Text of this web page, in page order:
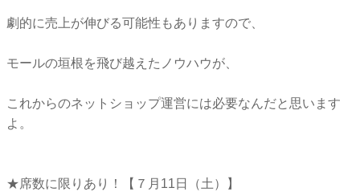
劇的に売上が伸びる可能性もありますので、
モールの垣根を飛び越えたノウハウが、
これからのネットショップ運営には必要なんだと思います
よ。
★席数に限りあり！【７月11日（土）】